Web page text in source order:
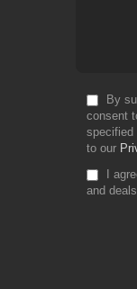
By
consent
specified
to our
I
and